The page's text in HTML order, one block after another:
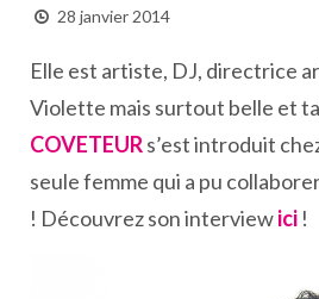
28 janvier 2014
Elle est artiste, DJ, directrice
Violette mais surtout belle et
COVETEURs’est introduit
seule femme qui a pu
! Découvrez son interviewici !